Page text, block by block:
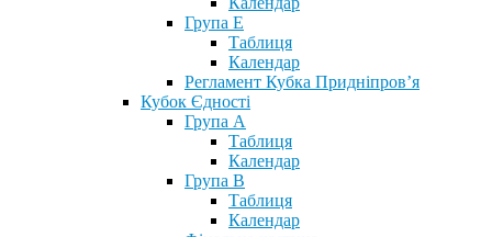
Група Е
Таблиця
Календар
Регламент Кубка Придніпров’я
Кубок Єдності
Група А
Таблиця
Календар
Група В
Таблиця
Календар